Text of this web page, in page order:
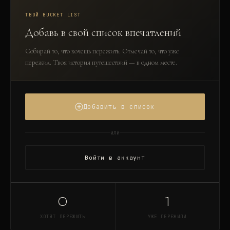
ТВОЙ BUCKET LIST
Добавь в свой список впечатлений
Собирай то, что хочешь пережить. Отмечай то, что уже
пережил. Твоя история путешествий — в одном месте.
Добавить в список
или
Войти в аккаунт
0
ХОТЯТ ПЕРЕЖИТЬ
1
УЖЕ ПЕРЕЖИЛИ